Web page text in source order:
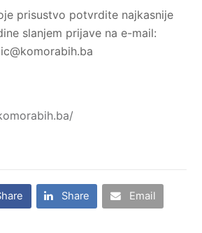
prisustvo potvrdite najkasnije
slanjem prijave na e-mail:
Share Email